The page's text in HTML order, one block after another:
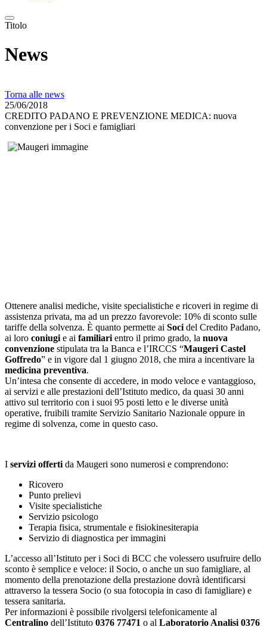
Titolo
News
Torna alle news
25/06/2018
CREDITO PADANO E PREVENZIONE MEDICA: nuova
convenzione per i Soci e famigliari
Ottenere analisi mediche, visite specialistiche e ricoveri in regime di
assistenza privata, ma ad un prezzo favorevole: 10% di sconto sulle
tariffe della solvenza. È quanto permette ai Soci del Credito Padano,
ai loro coniugi e ai familiari entro il primo grado, la nuova
convenzione stipulata tra la Banca e l’IRCCS “Maugeri Castel
Goffredo” e in vigore dal 1 giugno 2018, che mira a incentivare la
medicina preventiva.
Un’intesa che consente di accedere, in modo veloce e vantaggioso,
ai servizi e alle prestazioni dell’Istituto medico, da quasi 30 anni
attivo sul territorio con i suoi 95 posti letto e le diverse unità
operative, fruibili tramite Servizio Sanitario Nazionale oppure in
regime di solvenza, come in questo caso.
I servizi offerti da Maugeri sono numerosi e comprendono:
Ricovero
Punto prelievi
Visite specialistiche
Servizio psicologo
Terapia fisica, strumentale e fisiokinesiterapia
Servizio di diagnostica per immagini
L’accesso all’Istituto per i Soci di BCC che volessero usufruire dello
sconto è semplice e veloce: il Socio, o anche un suo famigliare, al
momento della prenotazione della prestazione dovrà identificarsi
attraverso la tessera Socio (o sua fotocopia in caso di famigliare) e
tessera sanitaria.
Per informazioni è possibile rivolgersi telefonicamente al
Centralino dell’Istituto 0376 77471 o al Laboratorio Analisi 0376